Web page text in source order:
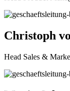
Christoph
Head Sales &